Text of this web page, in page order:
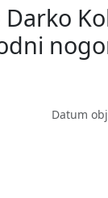
Datum